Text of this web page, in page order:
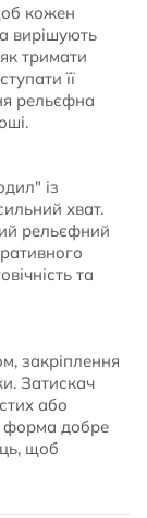
кожен
вирішують
тримати
її
рельєфна
із
хват.
рельєфний
та
закріплення
Затискач
або
форма добре
щоб